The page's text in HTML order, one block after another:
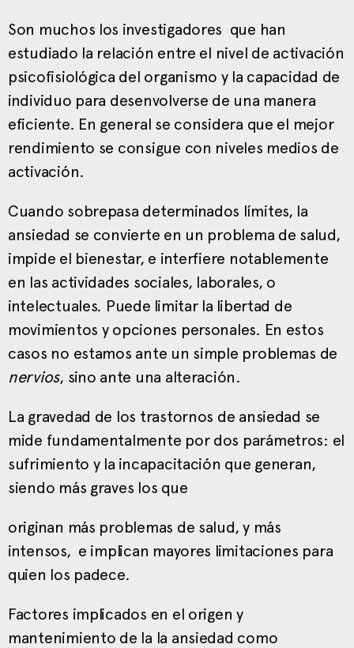
Son muchos los investigadores que han
estudiado la relación entre el nivel de activación
psicofisiológica del organismo y la capacidad de
individuo para desenvolverse de una manera
eficiente. En general se considera que el mejor
rendimiento se consigue con niveles medios de
activación.
Cuando sobrepasa determinados límites, la
ansiedad se convierte en un problema de salud,
impide el bienestar, e interfiere notablemente
en las actividades sociales, laborales, o
intelectuales. Puede limitar la libertad de
movimientos y opciones personales. En estos
casos no estamos ante un simple problemas de
nervios, sino ante una alteración.
La gravedad de los trastornos de ansiedad se
mide fundamentalmente por dos parámetros: el
sufrimiento y la incapacitación que generan,
siendo más graves los que
originan más problemas de salud, y más
intensos, e implican mayores limitaciones para
quien los padece.
Factores implicados en el origen y
mantenimiento de la la ansiedad como